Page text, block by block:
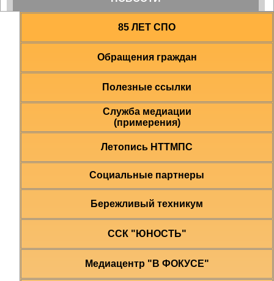
85 ЛЕТ СПО
Обращения граждан
Полезные ссылки
Служба медиации
(примерения)
Летопись НТТМПС
Социальные партнеры
Бережливый техникум
ССК "ЮНОСТЬ"
Медиацентр "В ФОКУСЕ"